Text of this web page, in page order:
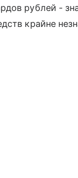
рублей -
крайне